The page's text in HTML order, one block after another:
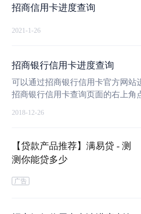
招商信用卡进度查询
2021-1-26
招商银行信用卡进度查询
可以通过招商银行信用卡官方网站
招商银行信用卡查询页面的右上角
询，点击进入查询页面，输入身
相关信息，然后点击查询，就可以
2018-12-26
【贷款产品推荐】满易贷 - 测
测你能贷多少
广告